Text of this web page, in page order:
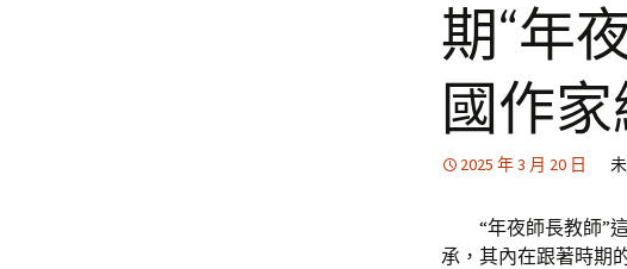
期“年
國作家
2025 年 3 月 20 日
“年夜師長教師”
承，其內在跟著時期